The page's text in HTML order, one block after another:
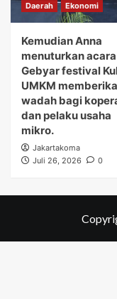
Daerah Ekonomi
Kemudian Anna
menuturkan acara
Gebyar festival
UMKM
wadah bagi
dan pelaku usaha
mikro.
Jakartakoma
Juli 26, 2026
0